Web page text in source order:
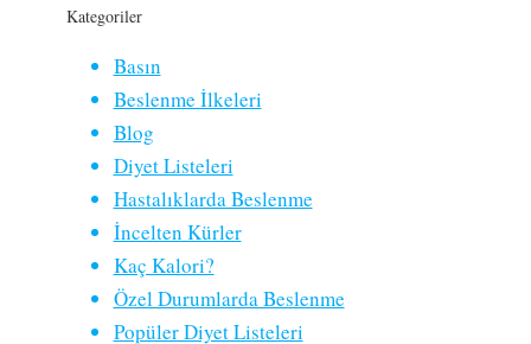
Kategoriler
Basın
Beslenme İlkeleri
Blog
Diyet Listeleri
Hastalıklarda Beslenme
İncelten Kürler
Kaç Kalori?
Özel Durumlarda Beslenme
Popüler Diyet Listeleri